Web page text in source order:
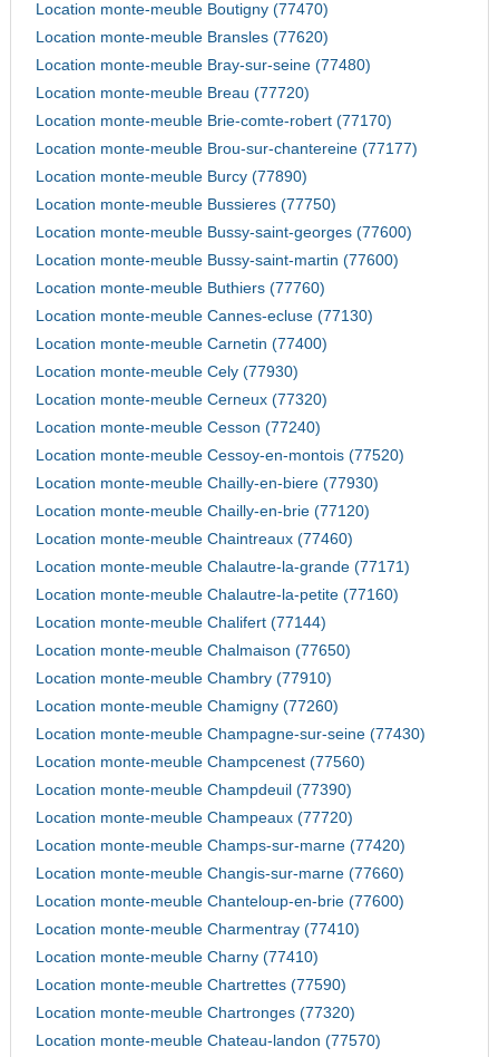
Location monte-meuble Boutigny (77470)
Location monte-meuble Bransles (77620)
Location monte-meuble Bray-sur-seine (77480)
Location monte-meuble Breau (77720)
Location monte-meuble Brie-comte-robert (77170)
Location monte-meuble Brou-sur-chantereine (77177)
Location monte-meuble Burcy (77890)
Location monte-meuble Bussieres (77750)
Location monte-meuble Bussy-saint-georges (77600)
Location monte-meuble Bussy-saint-martin (77600)
Location monte-meuble Buthiers (77760)
Location monte-meuble Cannes-ecluse (77130)
Location monte-meuble Carnetin (77400)
Location monte-meuble Cely (77930)
Location monte-meuble Cerneux (77320)
Location monte-meuble Cesson (77240)
Location monte-meuble Cessoy-en-montois (77520)
Location monte-meuble Chailly-en-biere (77930)
Location monte-meuble Chailly-en-brie (77120)
Location monte-meuble Chaintreaux (77460)
Location monte-meuble Chalautre-la-grande (77171)
Location monte-meuble Chalautre-la-petite (77160)
Location monte-meuble Chalifert (77144)
Location monte-meuble Chalmaison (77650)
Location monte-meuble Chambry (77910)
Location monte-meuble Chamigny (77260)
Location monte-meuble Champagne-sur-seine (77430)
Location monte-meuble Champcenest (77560)
Location monte-meuble Champdeuil (77390)
Location monte-meuble Champeaux (77720)
Location monte-meuble Champs-sur-marne (77420)
Location monte-meuble Changis-sur-marne (77660)
Location monte-meuble Chanteloup-en-brie (77600)
Location monte-meuble Charmentray (77410)
Location monte-meuble Charny (77410)
Location monte-meuble Chartrettes (77590)
Location monte-meuble Chartronges (77320)
Location monte-meuble Chateau-landon (77570)